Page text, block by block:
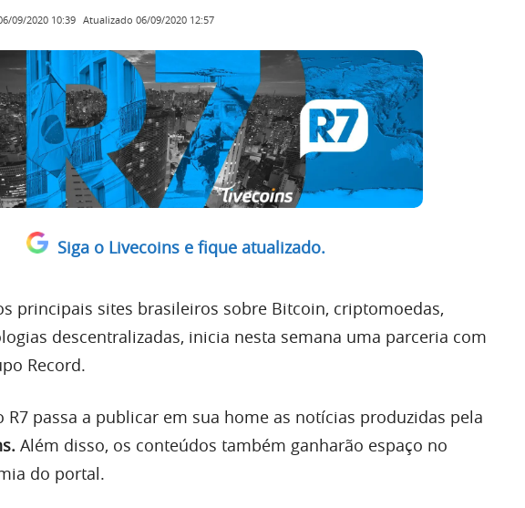
09/2020 10:39 Atualizado 06/09/2020 12:57
Siga o Livecoins e fique atualizado.
principais sites brasileiros sobre Bitcoin, criptomoedas,
descentralizadas, inicia nesta semana uma parceria com
Record.
R7 passa a publicar em sua home as notícias produzidas pela
Além disso, os conteúdos também ganharão espaço no
do portal.